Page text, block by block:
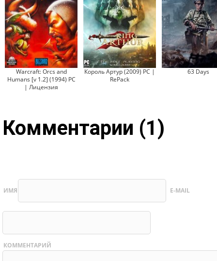
Warcraft: Orcs and
Humans [v 1.2] (1994) PC
| Лицензия
Король Артур (2009) PC |
RePack
63 Days
Комментарии (1)
ИМЯ E-MAIL
КОММЕНТАРИЙ